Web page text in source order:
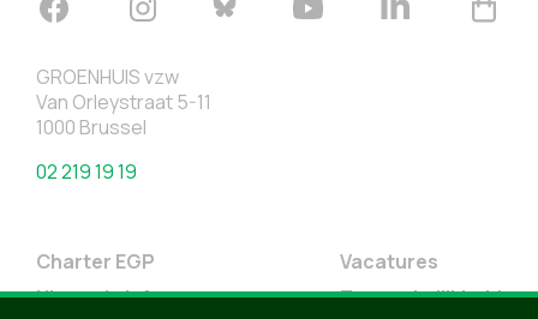
GROENHUIS vzw
Van Orleystraat 5-11
1000 Brussel
02 219 19 19
Charter EGP
Nieuwsbrief
Vacatures
Toegankelijkheid